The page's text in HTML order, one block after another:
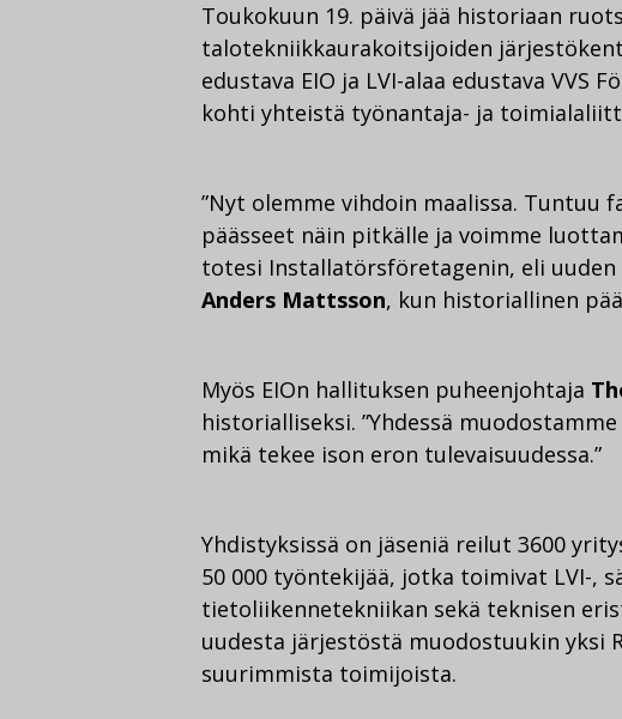
Toukokuun 19. päivä jää historiaan
talotekniikkaurakoitsijoiden
edustava EIO ja LVI-alaa edustava VVS
kohti yhteistä työnantaja- ja
”Nyt olemme vihdoin maalissa. Tuntuu
päässeet näin pitkälle ja voimme
totesi Installatörsföretagenin, eli
Anders Mattsson, kun historiallinen
Myös EIOn hallituksen puheenjohtaja
historialliseksi. ”Yhdessä
mikä tekee ison eron tulevaisuudessa.”
Yhdistyksissä on jäseniä reilut 3600
50 000 työntekijää, jotka toimivat LVI-,
tietoliikennetekniikan sekä teknisen
uudesta järjestöstä muodostuukin yksi
suurimmista toimijoista.